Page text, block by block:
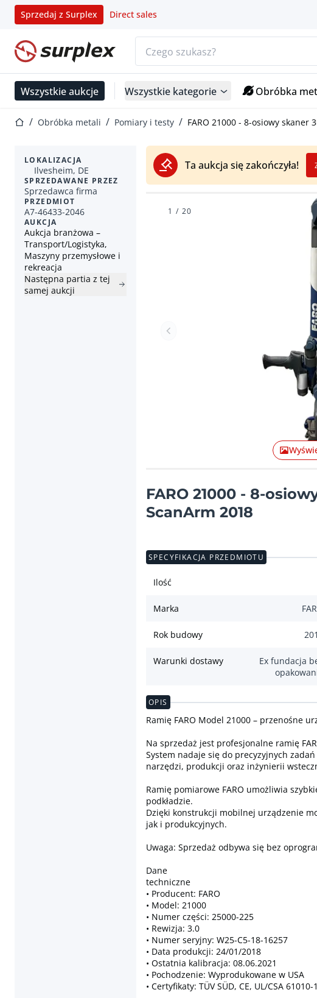
Sprzedaj z Surplex Direct sales
Strona główna
Wszystkie aukcje Wszystkie kategorie Obróbka
Strona główna
Obróbka metali Pomiary i testy FARO 21000 - 8-osiowy skaner
Ta aukcja się zakończyła!
LOKALIZACJA
Ilvesheim, DE
SPRZEDAWANE PRZEZ
Sprzedawca firma
PRZEDMIOT
A7-46433-2046
AUKCJA
Aukcja branżowa –
Transport/Logistyka,
Maszyny przemysłowe i
rekreacja
Następna partia z tej
samej aukcji
Poprzednia pozycja
1 / 20
FARO 21000 - 8-
ScanArm 2018
SPECYFIKACJA PRZEDMIOTU
Ilość
Marka
Rok budowy
Warunki dostawy
Ex fundacja
OPIS
Ramię FARO Model 21000 – przenośne
Na sprzedaż jest profesjonalne ramię
System nadaje się do precyzyjnych
narzędzi, produkcji oraz inżynierii
Ramię pomiarowe FARO umożliwia
podkładzie.
Dzięki konstrukcji mobilnej urządzenie
jak i produkcyjnych.
Uwaga: Sprzedaż odbywa się bez
Dane
techniczne
• Producent: FARO
• Model: 21000
• Numer części: 25000-225
• Rewizja: 3.0
• Numer seryjny: W25-C5-18-16257
• Data produkcji: 24/01/2018
• Ostatnia kalibracja: 08.06.2021
• Pochodzenie: Wyprodukowane w USA
• Certyfikaty: TÜV SÜD, CE, UL/CSA 61010-1